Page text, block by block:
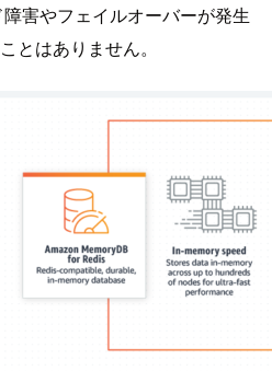
害やフェイルオーバーが発生
とはありません。